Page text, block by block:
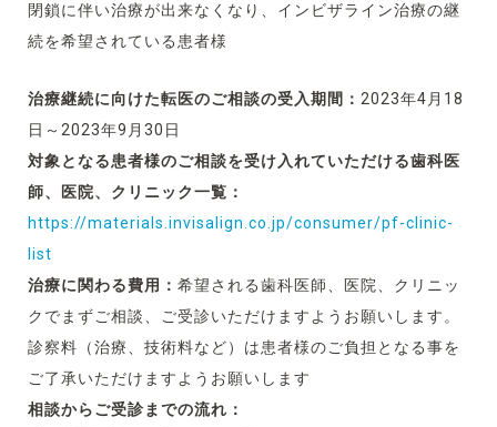
閉鎖に伴い治療が出来なくなり、インビザライン治療の継
続を希望されている患者様
治療継続に向けた転医のご相談の受入期間： 2023年4月18
日～2023年9月30日
対象となる患者様のご相談を受け入れていただける歯科医
師、医院、クリニック一覧：
https://materials.invisalign.co.jp/consumer/pf-clinic-
list
治療に関わる費用： 希望される歯科医師、医院、クリニッ
クでまずご相談、ご受診いただけますようお願いします。
診察料（治療、技術料など）は患者様のご負担となる事を
ご了承いただけますようお願いします
相談からご受診までの流れ：